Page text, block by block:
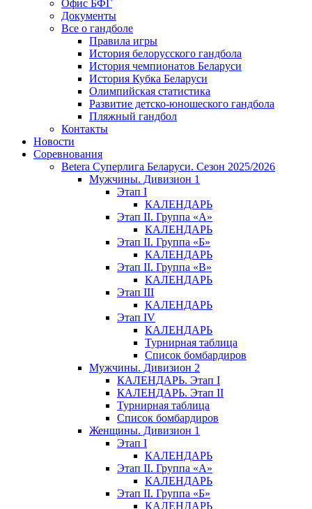
Офис БФГ
Документы
Все о гандболе
Правила игры
История белорусского гандбола
История чемпионатов Беларуси
История Кубка Беларуси
Олимпийская статистика
Развитие детско-юношеского гандбола
Пляжный гандбол
Контакты
Новости
Соревнования
Betera Суперлига Беларуси. Сезон 2025/2026
Мужчины. Дивизион 1
Этап I
КАЛЕНДАРЬ
Этап II. Группа «А»
КАЛЕНДАРЬ
Этап II. Группа «Б»
КАЛЕНДАРЬ
Этап II. Группа «В»
КАЛЕНДАРЬ
Этап III
КАЛЕНДАРЬ
Этап IV
КАЛЕНДАРЬ
Турнирная таблица
Список бомбардиров
Мужчины. Дивизион 2
КАЛЕНДАРЬ. Этап I
КАЛЕНДАРЬ. Этап II
Турнирная таблица
Список бомбардиров
Женщины. Дивизион 1
Этап I
КАЛЕНДАРЬ
Этап II. Группа «А»
КАЛЕНДАРЬ
Этап II. Группа «Б»
КАЛЕНДАРЬ